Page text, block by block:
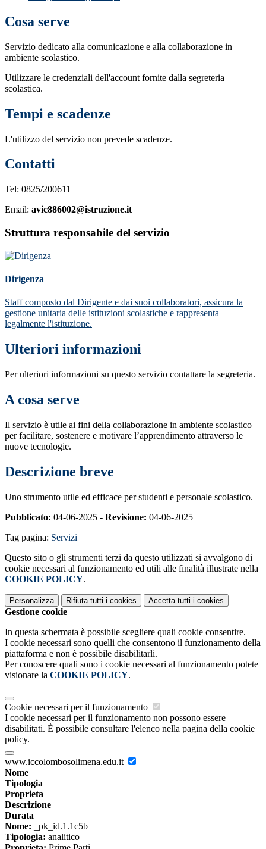
Cosa serve
Servizio dedicato alla comunicazione e alla collaborazione in
ambiente scolastico.
Utilizzare le credenziali dell'account fornite dalla segreteria
scolastica.
Tempi e scadenze
L'utilizzo del servizio non prevede scadenze.
Contatti
Tel: 0825/200611
Email: avic886002@istruzione.it
Struttura responsabile del servizio
Dirigenza
Staff composto dal Dirigente e dai suoi collaboratori, assicura la
gestione unitaria delle istituzioni scolastiche e rappresenta
legalmente l'istituzione.
Ulteriori informazioni
Per ulteriori informazioni su questo servizio contattare la segreteria.
A cosa serve
Il servizio è utile ai fini della collaborazione in ambiente scolastico
per facilitare, sostenere e motivare l’apprendimento attraverso le
nuove tecnologie.
Descrizione breve
Uno strumento utile ed efficace per studenti e personale scolastico.
Pubblicato: 04-06-2025 - Revisione: 04-06-2025
Tag pagina: Servizi
Questo sito o gli strumenti terzi da questo utilizzati si avvalgono di
cookie necessari al funzionamento ed utili alle finalità illustrate nella
COOKIE POLICY.
Personalizza Rifiuta tutti i cookies Accetta tutti i cookies
Gestione cookie
In questa schermata è possibile scegliere quali cookie consentire.
I cookie necessari sono quelli che consentono il funzionamento della
piattaforma e non è possibile disabilitarli.
Per conoscere quali sono i cookie necessari al funzionamento potete
visionare la COOKIE POLICY.
Cookie necessari per il funzionamento
I cookie necessari per il funzionamento non possono essere
disabilitati. È possibile consultare l'elenco nella pagina della cookie
policy.
www.iccolombosolimena.edu.it
Nome
Tipologia
Proprieta
Descrizione
Durata
Nome: _pk_id.1.1c5b
Tipologia: analitico